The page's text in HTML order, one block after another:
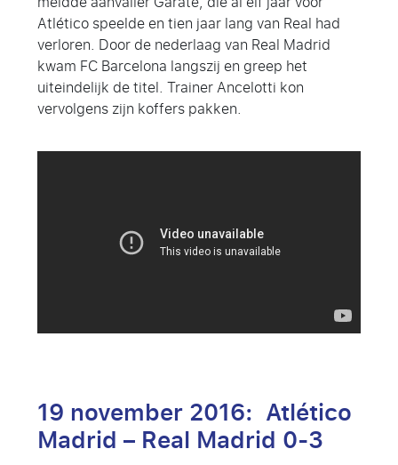
Atlético speelde en tien jaar lang van Real had
verloren. Door de nederlaag van Real Madrid
kwam FC Barcelona langszij en greep het
uiteindelijk de titel. Trainer Ancelotti kon
vervolgens zijn koffers pakken.
19 november 2016: Atlético
Madrid – Real Madrid 0-3